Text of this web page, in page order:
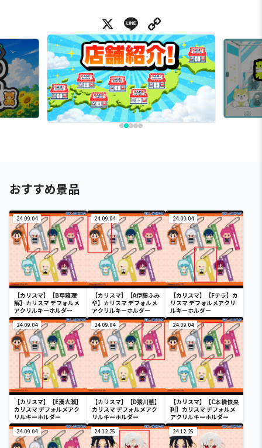
X Line
おすすめ景品
24.09.04
【カリスマ】【B草薙理
解】カリスマ デフォルメ
アクリルキーホルダー
24.09.04
【カリスマ】【A伊藤ふみ
や】カリスマ デフォルメ
アクリルキーホルダー
24.09.04
【カリスマ】【Fテラ】カ
リスマ デフォルメアクリ
ルキーホルダー
24.09.04
【カリスマ】【E湊大瀬】
カリスマ デフォルメアク
リルキーホルダー
24.09.04
【カリスマ】【D猿川慧】
カリスマ デフォルメアク
リルキーホルダー
24.09.04
【カリスマ】【C本橋依央
利】カリスマ デフォルメ
アクリルキーホルダー
24.09.04 24.12.25 24.12.25